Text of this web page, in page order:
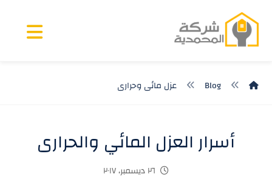
Blog عزل مائى وحرارى
أسرار العزل المائي والحرارى
٢٦ ديسمبر، ٢٠١٧